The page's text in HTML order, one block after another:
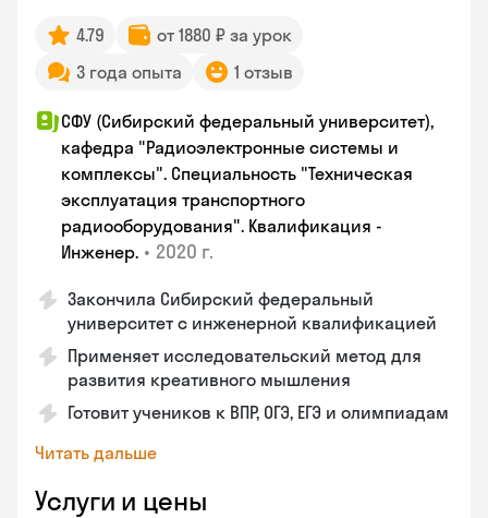
4.79
от 1880 ₽ за урок
3 года опыта
1 отзыв
СФУ (Сибирский федеральный университет),
кафедра "Радиоэлектронные системы и
комплексы". Специальность "Техническая
эксплуатация транспортного
радиооборудования". Квалификация -
Инженер. • 2020 г.
Закончила Сибирский федеральный
университет с инженерной квалификацией
Применяет исследовательский метод для
развития креативного мышления
Готовит учеников к ВПР, ОГЭ, ЕГЭ и олимпиадам
Читать дальше
Услуги и цены